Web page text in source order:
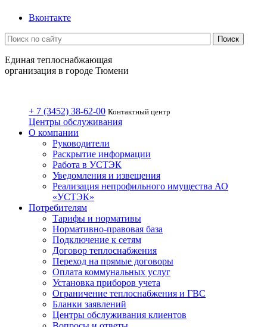
Вконтакте
Единая теплоснабжающая
организация в городе Тюмени
+ 7 (3452) 38-62-00 Контактный центр
Центры обслуживания
О компании
Руководители
Раскрытие информации
Работа в УСТЭК
Уведомления и извещения
Реализация непрофильного имущества АО
«УСТЭК»
Потребителям
Тарифы и нормативы
Нормативно-правовая база
Подключение к сетям
Договор теплоснабжения
Переход на прямые договоры
Оплата коммунальных услуг
Установка приборов учета
Ограничение теплоснабжения и ГВС
Бланки заявлений
Центры обслуживания клиентов